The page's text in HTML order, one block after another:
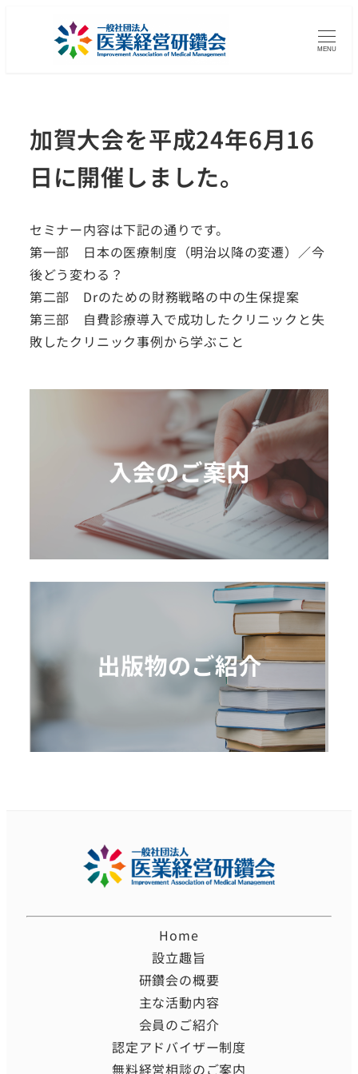
MENU
加賀大会を平成24年6月16
日に開催しました。
セミナー内容は下記の通りです。
第一部 日本の医療制度（明治以降の変遷）／今
後どう変わる？
第二部 Drのための財務戦略の中の生保提案
第三部 自費診療導入で成功したクリニックと失
敗したクリニック事例から学ぶこと
Home
設立趣旨
研鑽会の概要
主な活動内容
会員のご紹介
認定アドバイザー制度
無料経営相談のご案内